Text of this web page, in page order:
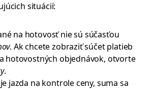
situácií:
na hotovosť nie sú súčasťou
. Ak chcete zobraziť súčet platieb
hotovostných objednávok, otvorte
.
jazda na kontrole ceny, suma sa